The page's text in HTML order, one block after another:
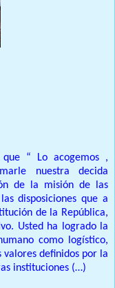
que “ Lo acogemos ,
nuestra decida
de la misión de las
disposiciones que a
de la República,
Usted ha logrado la
como logístico,
valores definidos por la
instituciones (…)